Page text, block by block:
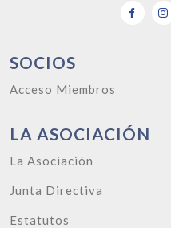
SOCIOS
Acceso Miembros
LA ASOCIACIÓN
La Asociación
Junta Directiva
Estatutos